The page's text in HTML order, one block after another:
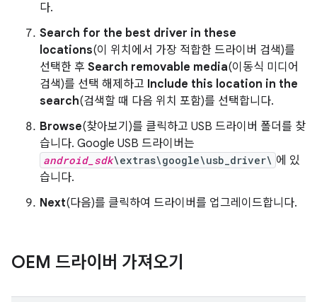
다.
Search for the best driver in these
locations(이 위치에서 가장 적합한 드라이버 검색)를
선택한 후 Search removable media(이동식 미디어
검색)를 선택 해제하고 Include this location in the
search(검색할 때 다음 위치 포함)를 선택합니다.
Browse(찾아보기)를 클릭하고 USB 드라이버 폴더를 찾
습니다. Google USB 드라이버는
android_sdk\extras\google\usb_driver\ 에 있
습니다.
Next(다음)를 클릭하여 드라이버를 업그레이드합니다.
OEM 드라이버 가져오기